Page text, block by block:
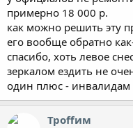
примерно 18 000 р.
как можно решить эту
его вообще обратно
спасибо, хоть левое
зеркалом ездить не
один плюс - инвалидам
Троffим